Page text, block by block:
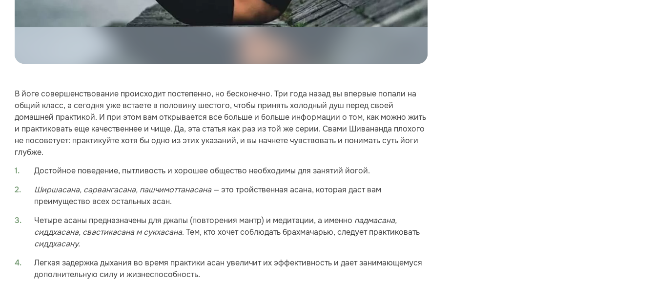
В йоге совершенствование происходит постепенно, но бесконечно. Три года назад вы впервые попали на
общий класс, а сегодня уже встаете в половину шестого, чтобы принять холодный душ перед своей
домашней практикой. И при этом вам открывается все больше и больше информации о том, как можно жить
и практиковать еще качественнее и чище. Да, эта статья как раз из той же серии. Свами Шивананда плохого
не посоветует: практикуйте хотя бы одно из этих указаний, и вы начнете чувствовать и понимать суть йоги
глубже.
Достойное поведение, пытливость и хорошее общество необходимы для занятий йогой.
Ширшасана, сарвангасана, пашчимоттанасана— это тройственная асана, которая даст вам
преимущество всех остальных асан.
Четыре асаны предназначены для джапы (повторения мантр) и медитации, а именно падмасана,
сиддхасана, свастикасана м сукхасана. Тем, кто хочет соблюдать брахмачарью, следует практиковать
сиддхасану.
Легкая задержка дыхания во время практики асан увеличит их эффективность и дает занимающемуся
дополнительную силу и жизнеспособность.